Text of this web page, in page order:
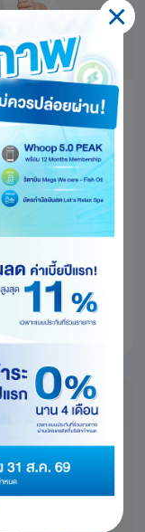
น
ของจำนวนเงินเอา
บาท
เช็กค่าเบี้ย